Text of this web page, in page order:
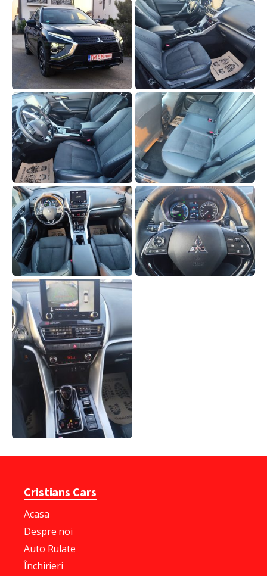
Cristians Cars
Acasa
Despre noi
Auto Rulate
Închirieri